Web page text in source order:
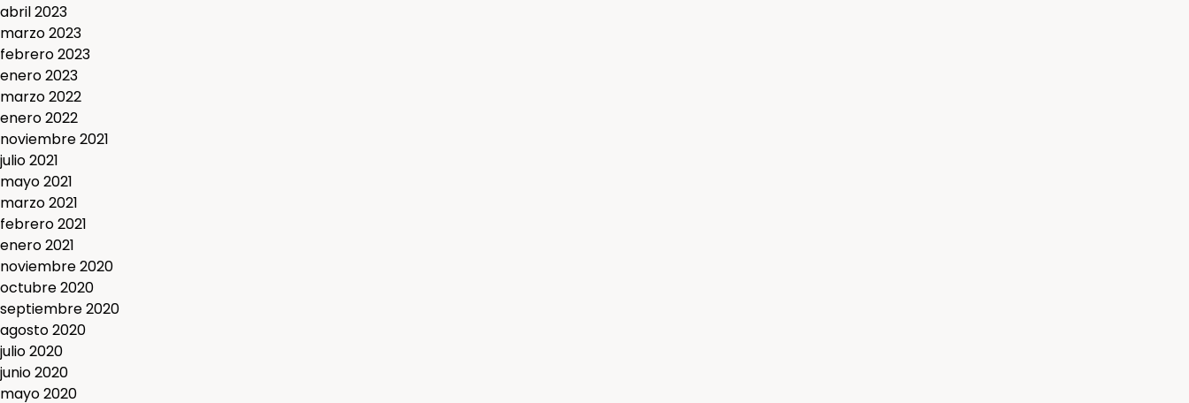
abril 2023
marzo 2023
febrero 2023
enero 2023
marzo 2022
enero 2022
noviembre 2021
julio 2021
mayo 2021
marzo 2021
febrero 2021
enero 2021
noviembre 2020
octubre 2020
septiembre 2020
agosto 2020
julio 2020
junio 2020
mayo 2020